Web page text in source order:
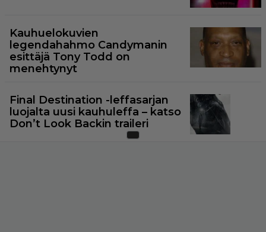
Kauhuelokuvien
legendahahmo Candymanin
esittäjä Tony Todd on
menehtynyt
Final Destination -leffasarjan
luojalta uusi kauhuleffa – katso
Don’t Look Backin traileri